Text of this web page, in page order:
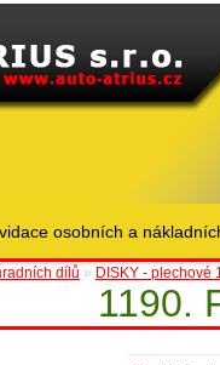
osobních a
dílů » DISKY - plechové
1190.